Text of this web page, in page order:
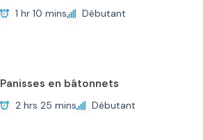
1 hr 10 mins Débutant
Panisses en bâtonnets
2 hrs 25 mins Débutant